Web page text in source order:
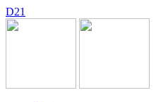
D21